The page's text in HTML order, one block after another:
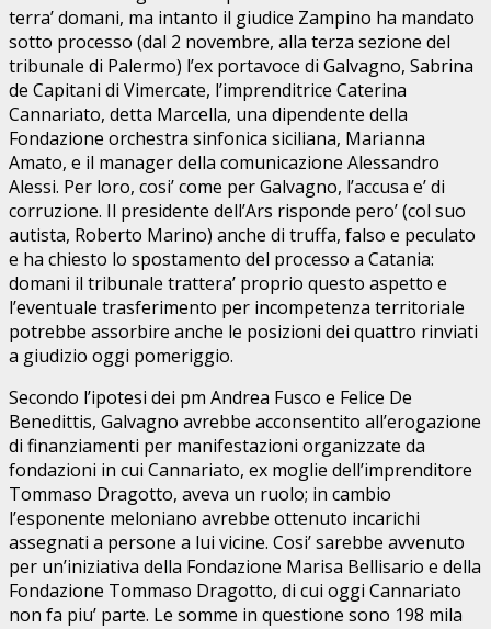
terra’ domani, ma intanto il giudice Zampino ha mandato
sotto processo (dal 2 novembre, alla terza sezione del
tribunale di Palermo) l’ex portavoce di Galvagno, Sabrina
de Capitani di Vimercate, l’imprenditrice Caterina
Cannariato, detta Marcella, una dipendente della
Fondazione orchestra sinfonica siciliana, Marianna
Amato, e il manager della comunicazione Alessandro
Alessi. Per loro, cosi’ come per Galvagno, l’accusa e’ di
corruzione. Il presidente dell’Ars risponde pero’ (col suo
autista, Roberto Marino) anche di truffa, falso e peculato
e ha chiesto lo spostamento del processo a Catania:
domani il tribunale trattera’ proprio questo aspetto e
l’eventuale trasferimento per incompetenza territoriale
potrebbe assorbire anche le posizioni dei quattro rinviati
a giudizio oggi pomeriggio.
Secondo l’ipotesi dei pm Andrea Fusco e Felice De
Benedittis, Galvagno avrebbe acconsentito all’erogazione
di finanziamenti per manifestazioni organizzate da
fondazioni in cui Cannariato, ex moglie dell’imprenditore
Tommaso Dragotto, aveva un ruolo; in cambio
l’esponente meloniano avrebbe ottenuto incarichi
assegnati a persone a lui vicine. Cosi’ sarebbe avvenuto
per un’iniziativa della Fondazione Marisa Bellisario e della
Fondazione Tommaso Dragotto, di cui oggi Cannariato
non fa piu’ parte. Le somme in questione sono 198 mila